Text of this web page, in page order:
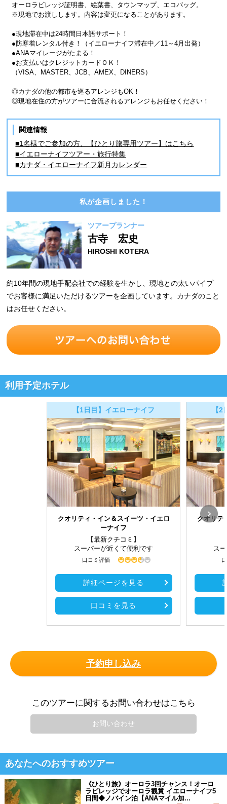
オーロラビレッジ証明書、絵葉書、タウンマップ、エコバッグ。
※現地でお渡しします。内容は変更になることがあります。
●現地滞在中は24時間日本語サポート！
●防寒着レンタル付き！（イエローナイフ滞在中／11～4月出発）
●ANAマイレージがたまる！
●お支払いはクレジットカードＯＫ！
（VISA、MASTER、JCB、AMEX、DINERS）
◎カナダの他の都市を巡るアレンジもOK！
◎現地在住の方がツアーに合流されるアレンジもお任せください！
関連情報
■1名様でご参加の方、【ひとり旅専用ツアー】はこちら
■イエローナイフツアー・旅行特集
■カナダ・イエローナイフ新月カレンダー
私が企画しました！
ツアープランナー
古寺 宏史
HIROSHI KOTERA
約10年間の現地手配会社での経験を生かし、現地との太いパイプ
でお客様に満足いただけるツアーを企画しています。カナダのこと
はお任せください。
利用予定ホテル
【1日目】イエローナイフ
クオリティ・イン＆スイーツ・イエロ
ーナイフ
【最新クチコミ】
スーパーが近くて便利です
口コミ評価
詳細ページを見る
口コミを見る
【
クオリテ
ス
予約申し込み
このツアーに関するお問い合わせはこちら
お問い合わせ
あなたへのおすすめツアー
《ひとり旅》オーロラ3回チャンス！オーロ
ラビレッジでオーロラ観賞 イエローナイフ5
日間◆ノバイン泊【ANAマイル加...